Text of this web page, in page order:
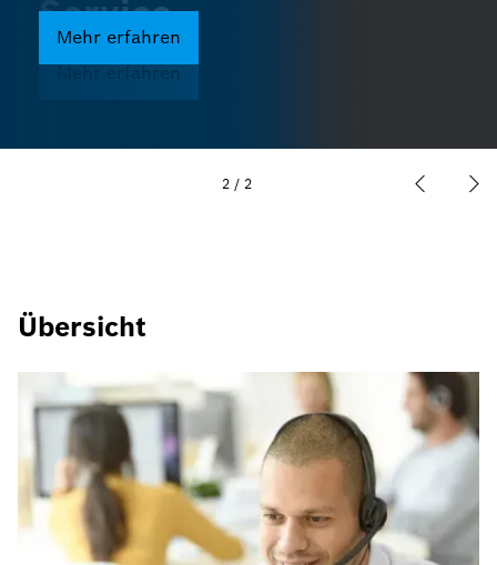
Service
Mehr erfahren
Mehr erfahren
2 /2
Übersicht